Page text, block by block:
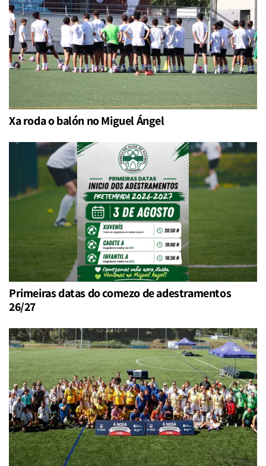
Xa roda o balón no Miguel Ángel
Primeiras datas do comezo de adestramentos
26/27